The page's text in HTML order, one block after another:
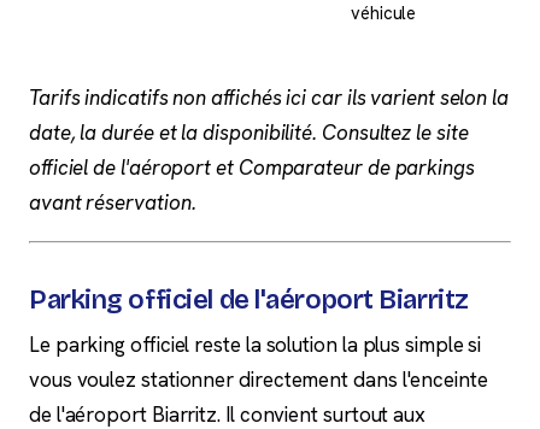
véhicule
Tarifs indicatifs non affichés ici car ils varient selon la
date, la durée et la disponibilité. Consultez le site
officiel de l'aéroport et Comparateur de parkings
avant réservation.
Parking officiel de l'aéroport Biarritz
Le parking officiel reste la solution la plus simple si
vous voulez stationner directement dans l'enceinte
de l'aéroport Biarritz. Il convient surtout aux